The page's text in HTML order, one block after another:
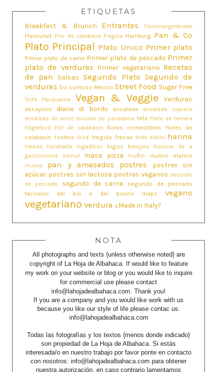
ETIQUETAS
Breakfast & Brunch Entrantes Feuerzangenbowle
Flavourart Flor de calabaza Fregola Hamburg Pan & Co
Plato Principal Plato Unico Primer plato
Primer plato de carne Primer plato de pescado Primer
plato de verduras Primer vegetariano Recetas
de pan
Salsas Segundo Plato Segundo de
verduras So contoso Meoso Street Food Sugar Free
Torta Pasqualina Vegan & Veggie Verduras
desayuno diario di bordo ensalada
ensalada caprese
ensalada de arroz escuela de panaderia feta filete de ternera
fingerfood
flor de calabacin flores comestibles
flores de
calabacín fontina food fregula fresas frida kahlo harina
helado fiordilatte higaditios higos hinojos
historia de a
gastronomía
kamut masa pizza muffin mulino marino
museo pan y amasados postres
postres sin
azúcar postres sin lactosa postres veganos secundo
de pescado
segundo de carne
segundo de pescado
taccuino del bio e del buono maps
vegano
vegetariano verdura ¿Made in Italy?
NOTA
All photographs and texts {unless otherwise noted} are
copyright of La Hoja de Albahaca. If would like to feature
my work on your website or blog or you would like to inquire
for commercial use please contact
info@lahojadealbahaca.com. Thank you!
If you are a company and you would like work with us
because you like our style of life please contac us:
info@lahojadealbahaca.com
Todas las fotografías y los textos {menos donde indicado}
son propiedad de La Hoja de Albahaca. Si estás
interesada/o en nuestro trabajo por favor ponte en contacto
con nosotros: info@lahojadealbahaca.com para obtener
nuestra autorización, en caso contrario lamentamos